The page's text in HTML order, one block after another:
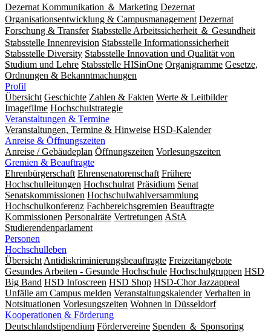
Dezernat Kommunikation ＆ Marketing Dezernat
Organisationsentwicklung & Campusmanagement Dezernat
Forschung & Transfer Stabsstelle Arbeitssicherheit ＆ Gesundheit
Stabsstelle Innenrevision Stabsstelle In­for­ma­ti­ons­sicher­heit
Stabsstelle Diversity Stabsstelle Innovation und Qualität von
Studium und Lehre Stabsstelle HISinOne Organigramme Gesetze,
Ordnungen & Bekanntmachungen
Profil
Übersicht Geschichte Zahlen & Fakten Werte & Leitbilder
Imagefilme Hochschulstrategie
Veranstaltungen & Termine
Veranstaltungen, Termine & Hinweise HSD-Kalender
Anreise & Öffnungszeiten
Anreise / Gebäudeplan Öffnungszeiten Vorlesungszeiten
Gremien & Beauftragte
Ehrenbürgerschaft Ehrensenatorenschaft Frühere
Hochschulleitungen Hochschulrat Präsidium Senat
Senatskommissionen Hochschulwahlversammlung
Hochschulkonferenz Fachbereichsgremien Beauftragte
Kommissionen Personalräte Vertretungen AStA
Studierendenparlament
Personen
Hochschulleben
Übersicht Antidiskriminierungsbeauftragte Freizeitangebote
Gesundes Arbeiten - Gesunde Hochschule Hochschulgruppen HSD
Big Band HSD Infoscreen HSD Shop HSD-Chor Jazzappeal
Unfälle am Campus melden Veranstaltungskalender Verhalten in
Notsituationen Vorlesungszeiten Wohnen in Düsseldorf
Kooperationen & Förderung
Deutschlandstipendium Fördervereine Spenden ＆ Sponsoring